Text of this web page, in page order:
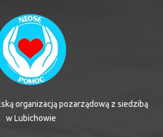
organizacją pozarządową z siedzibą
w Lubichowie